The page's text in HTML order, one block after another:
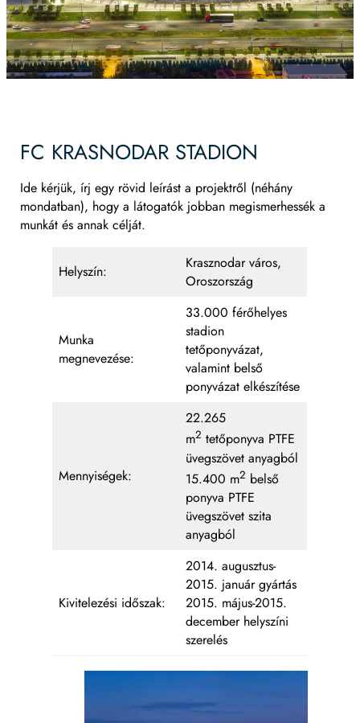
FC KRASNODAR STADION
Ide kérjük, írj egy rövid leírást a projektről (néhány
mondatban), hogy a látogatók jobban megismerhessék a
munkát és annak célját.
Helyszín:
Krasznodar város,
Oroszország
Munka
megnevezése:
33.000 férőhelyes
stadion
tetőponyvázat,
valamint belső
ponyvázat elkészítése
Mennyiségek:
22.265
m2 tetőponyva PTFE
üvegszövet anyagból
15.400 m2 belső
ponyva PTFE
üvegszövet szita
anyagból
Kivitelezési időszak:
2014. augusztus-
2015. január gyártás
2015. május-2015.
december helyszíni
szerelés